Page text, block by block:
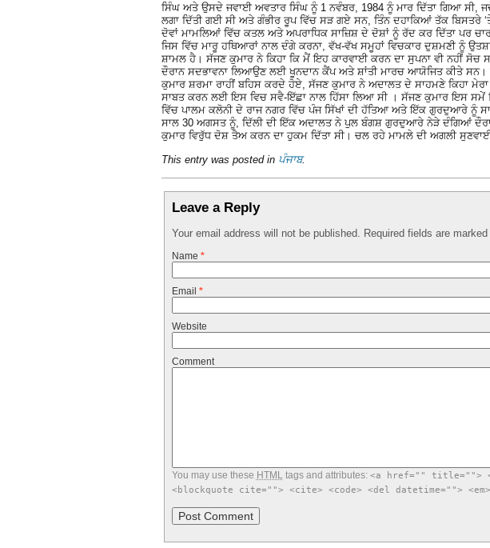
ਸਿੰਘ ਅਤੇ ਉਸਦੇ ਜਵਾਈ ਅਵਤਾਰ ਸਿੰਘ ਨੂੰ 1 ਨਵੰਬਰ, 1984 ਨੂੰ ਮਾਰ ਦਿੱਤਾ ਗਿਆ ਸੀ,
ਲਗਾ ਦਿੱਤੀ ਗਈ ਸੀ ਅਤੇ ਗੰਭੀਰ ਰੂਪ ਵਿੱਚ ਸੜ ਗਏ ਸਨ, ਤਿੰਨ ਦਹਾਕਿਆਂ ਤੱਕ ਬਿਸਤਰੇ
ਦੋਵਾਂ ਮਾਮਲਿਆਂ ਵਿੱਚ ਕਤਲ ਅਤੇ ਅਪਰਾਧਿਕ ਸਾਜ਼ਿਸ਼ ਦੇ ਦੋਸ਼ਾਂ ਨੂੰ ਰੱਦ ਕਰ ਦਿੱਤਾ ਪਰ
ਜਿਸ ਵਿੱਚ ਮਾਰੂ ਹਥਿਆਰਾਂ ਨਾਲ ਦੰਗੇ ਕਰਨਾ, ਵੱਖ-ਵੱਖ ਸਮੂਹਾਂ ਵਿਚਕਾਰ ਦੁਸ਼ਮਣੀ ਨੂੰ
ਸ਼ਾਮਲ ਹੈ। ਸੱਜਣ ਕੁਮਾਰ ਨੇ ਕਿਹਾ ਕਿ ਮੈਂ ਇਹ ਕਾਰਵਾਈ ਕਰਨ ਦਾ ਸੁਪਨਾ ਵੀ ਨਹੀਂ
ਦੌਰਾਨ ਸਦਭਾਵਨਾ ਲਿਆਉਣ ਲਈ ਖੂਨਦਾਨ ਕੈਂਪ ਅਤੇ ਸ਼ਾਂਤੀ ਮਾਰਚ ਆਯੋਜਿਤ ਕੀਤੇ
ਕੁਮਾਰ ਸ਼ਰਮਾ ਰਾਹੀਂ ਬਹਿਸ ਕਰਦੇ ਹੋਏ, ਸੱਜਣ ਕੁਮਾਰ ਨੇ ਅਦਾਲਤ ਦੇ ਸਾਹਮਣੇ ਕਿਹਾ
ਸਾਬਤ ਕਰਨ ਲਈ ਇਸ ਵਿਚ ਸਵੈ-ਇੱਛਾ ਨਾਲ ਹਿੱਸਾ ਲਿਆ ਸੀ । ਸੱਜਣ ਕੁਮਾਰ ਇਸ ਸਮੇਂ
ਵਿੱਚ ਪਾਲਮ ਕਲੋਨੀ ਦੇ ਰਾਜ ਨਗਰ ਵਿੱਚ ਪੰਜ ਸਿੱਖਾਂ ਦੀ ਹੱਤਿਆ ਅਤੇ ਇੱਕ ਗੁਰਦੁਆਰੇ ਨੂੰ
ਸਾਲ 30 ਅਗਸਤ ਨੂੰ, ਦਿੱਲੀ ਦੀ ਇੱਕ ਅਦਾਲਤ ਨੇ ਪੁਲ ਬੰਗਸ਼ ਗੁਰਦੁਆਰੇ ਨੇੜੇ ਦੰਗਿਆਂ
ਕੁਮਾਰ ਵਿਰੁੱਧ ਦੋਸ਼ ਤੈਅ ਕਰਨ ਦਾ ਹੁਕਮ ਦਿੱਤਾ ਸੀ। ਚਲ ਰਹੇ ਮਾਮਲੇ ਦੀ ਅਗਲੀ
This entry was posted in ਪੰਜਾਬ.
Leave a Reply
Your email address will not be published. Required fields are marked
Name *
Email *
Website
Comment
You may use these HTMLtags and attributes: <a href="" title="">
<blockquote cite=""> <cite> <code> <del datetime="">